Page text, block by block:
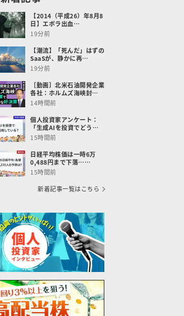
【2014（平成26）年8月8
日】エボラ出血…
19分前
【潮流】「死んだ」はずの
SaaSが、静かに再…
19分前
［動画］北米石油開発企業
各社：ホルムズ海峡封…
14時間前
個人投資家アンケート：
「生成AIを投資でどう…
15時間前
日経平均株価は一時6万
0,488円まで下落……
15時間前
新着記事一覧はこちら